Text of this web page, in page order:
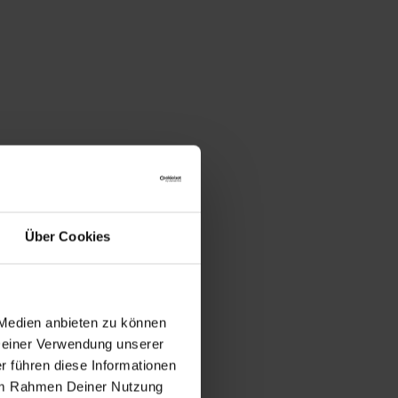
Über Cookies
anbieten zu können
Verwendung unserer
führen diese Informationen
Rahmen Deiner Nutzung